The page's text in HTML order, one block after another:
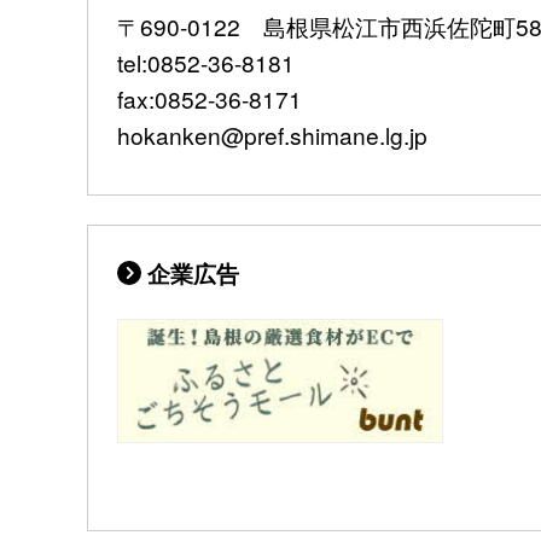
〒690-0122 島根県松江市西浜佐陀町
tel:0852-36-8181
fax:0852-36-8171
hokanken@pref.shimane.lg.jp
企業広告